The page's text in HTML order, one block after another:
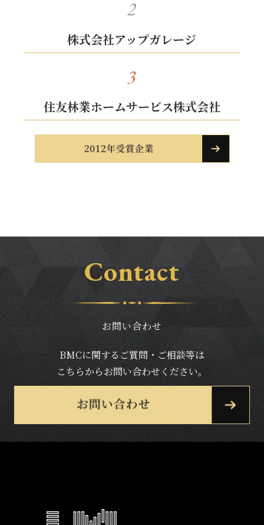
2
株式会社アップガレージ
3
住友林業ホームサービス株式会社
Contact
お問い合わせ
BMCに関するご質問・ご相談等は
こちらからお問い合わせください。